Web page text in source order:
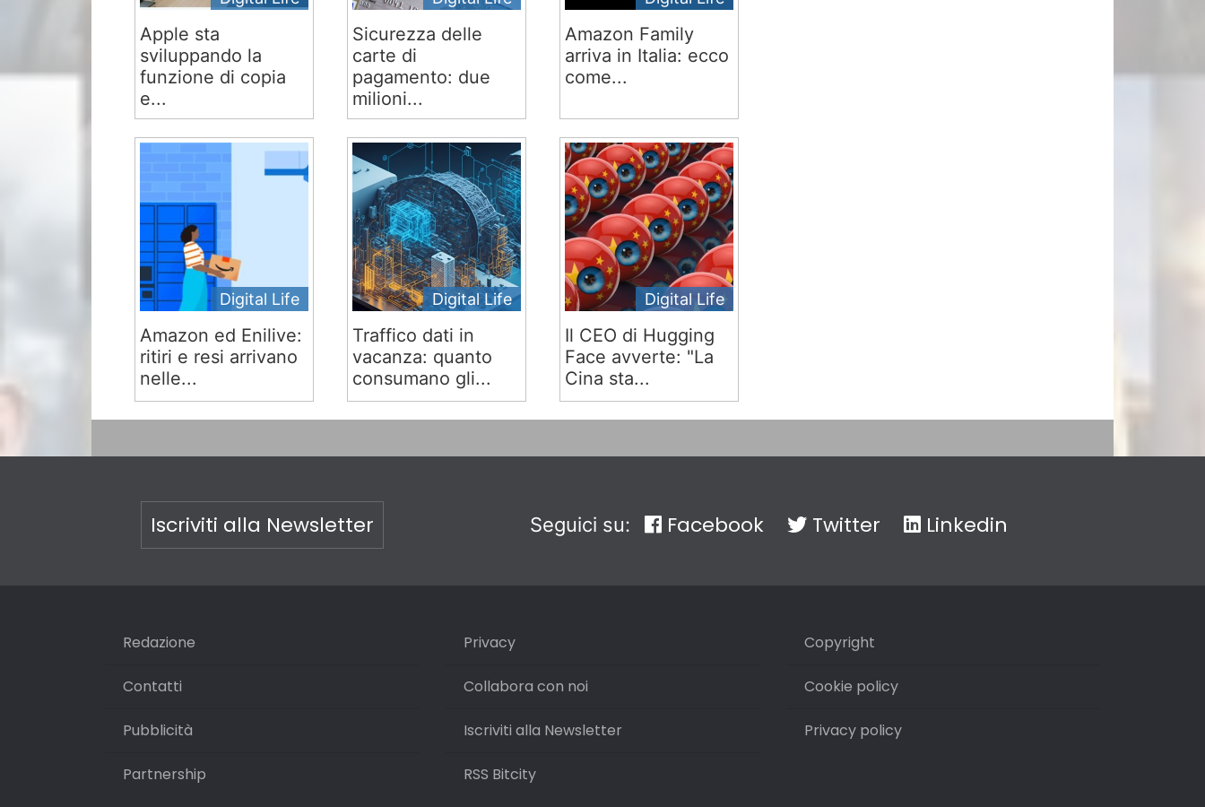
Apple sta
sviluppando la
funzione di copia
e...
Sicurezza delle
carte di
pagamento: due
milioni...
Amazon Family
arriva in Italia: ecco
come...
Digital Life
Amazon ed Enilive:
ritiri e resi arrivano
nelle...
Digital Life
Traffico dati in
vacanza: quanto
consumano gli...
Digital Life
Il CEO di Hugging
Face avverte: "La
Cina sta...
Iscriviti alla Newsletter Seguici su: Facebook Twitter Linkedin
Redazione
Contatti
Pubblicità
Partnership
Privacy
Collabora con noi
Iscriviti alla Newsletter
RSS Bitcity
Copyright
Cookie policy
Privacy policy